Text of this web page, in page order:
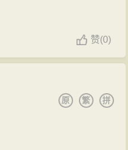
赞(0)
拼
繁
原